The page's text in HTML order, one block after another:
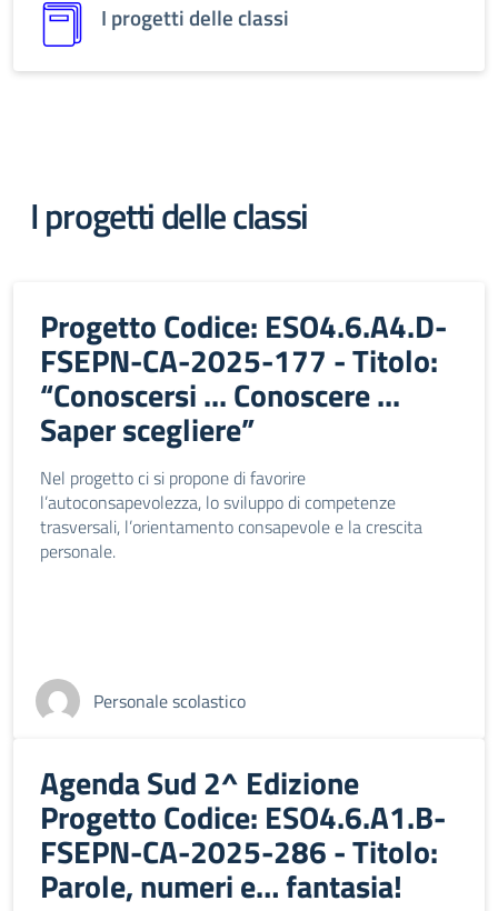
I progetti delle classi
I progetti delle classi
Progetto Codice: ESO4.6.A4.D-
FSEPN-CA-2025-177 - Titolo:
“Conoscersi ... Conoscere ...
Saper scegliere”
Nel progetto ci si propone di favorire
l’autoconsapevolezza, lo sviluppo di competenze
trasversali, l’orientamento consapevole e la crescita
personale.
Personale scolastico
Agenda Sud 2^ Edizione
Progetto Codice: ESO4.6.A1.B-
FSEPN-CA-2025-286 - Titolo:
Parole, numeri e… fantasia!